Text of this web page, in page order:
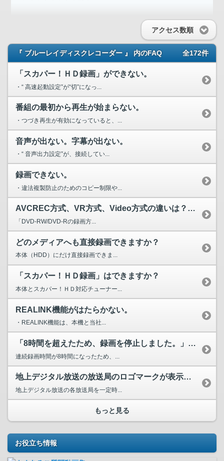
アクセス数順
『 ブルーレイディスクレコーダー 』 内のFAQ 全172件
「スカパー！ＨＤ録画」ができない。
・“ 高速起動設定”が“切”になっ...
番組の最初から再生が始まらない。
・つづき再生が有効になっていると、...
音声が出ない。字幕が出ない。
・“ 音声出力設定”が、接続してい...
録画できない。
・違法複製防止のためのコピー制限や...
AVCREC方式、VR方式、Video方式の違いは？どのよ...
「DVD-RW/DVD-Rの録画方...
どのメディアへも直接録画できますか？
本体（HDD）にだけ直接録画できま...
「スカパー！ＨＤ録画」はできますか？
本体とスカパー！ＨＤ対応チューナー...
REALINK機能がはたらかない。
・REALINK機能は、本機と当社...
「8時間を超えたため、録画を停止しました。」と画面にメッセ...
連続録画時間が8時間になったため、...
地上デジタル放送の放送局のロゴマークが表示されない。
地上デジタル放送の各放送局を一定時...
もっと見る
お役立ち情報